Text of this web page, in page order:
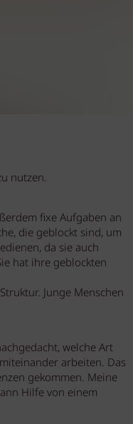
nutzen.
fixe Aufgaben an
die geblockt sind, um
da sie auch
hat ihre geblockten
Junge Menschen
welche Art
arbeiten. Das
gekommen. Meine
Hilfe von einem